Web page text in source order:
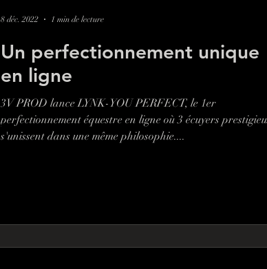
Un perfectionnement unique
en ligne
3V PROD lance LYNK-YOU PERFECT, le 1er
perfectionnement équestre en ligne où 3 écuyers
s'unissent dans une même philosophie....
8 déc. 2022 1 min de lecture